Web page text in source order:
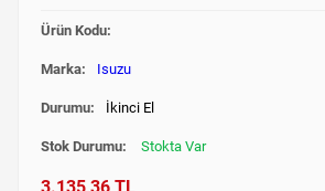
Ürün Kodu:
Marka: Isuzu
Durumu: İkinci El
Stok Durumu: Stokta Var